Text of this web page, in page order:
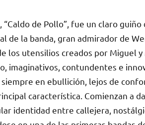
de Pollo”, fue un claro guiño
de la banda, gran admirador de
los utensilios creados por Miguel
imaginativos, contundentes e
en ebullición, lejos de
característica. Comienzan a
identidad entre callejera,